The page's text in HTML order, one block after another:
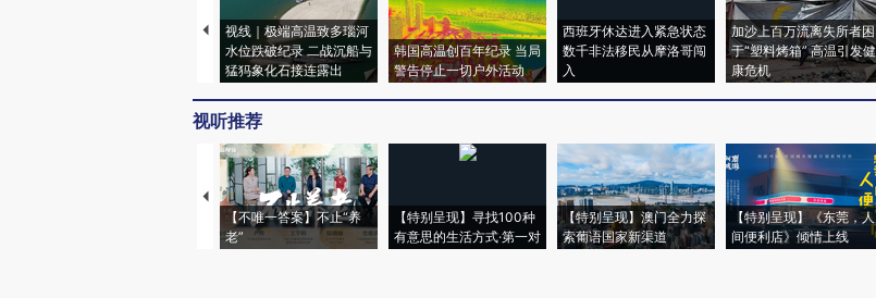
视线｜极端高温致多瑙河
水位跌破纪录 二战沉船与
猛犸象化石接连露出
韩国高温创百年纪录 当局
警告停止一切户外活动
西班牙休达进入紧急状态
数千非法移民从摩洛哥闯
入
加沙上百万流离失所者困
于“塑料烤箱” 高温引发健
康危机
视听推荐
【不唯一答案】不止“养
老”
【特别呈现】寻找100种
有意思的生活方式·第一对
【特别呈现】澳门全力探
索葡语国家新渠道
【特别呈现】《东莞，人
间便利店》倾情上线